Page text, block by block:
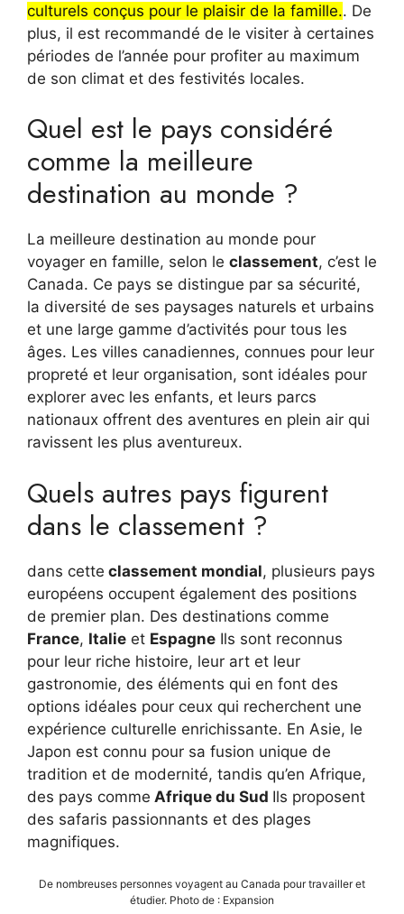
culturels conçus pour le plaisir de la famille.. De
plus, il est recommandé de le visiter à certaines
périodes de l’année pour profiter au maximum
de son climat et des festivités locales.
Quel est le pays considéré
comme la meilleure
destination au monde ?
La meilleure destination au monde pour
voyager en famille, selon le classement, c’est le
Canada. Ce pays se distingue par sa sécurité,
la diversité de ses paysages naturels et urbains
et une large gamme d’activités pour tous les
âges. Les villes canadiennes, connues pour leur
propreté et leur organisation, sont idéales pour
explorer avec les enfants, et leurs parcs
nationaux offrent des aventures en plein air qui
ravissent les plus aventureux.
Quels autres pays figurent
dans le classement ?
dans cette classement mondial, plusieurs pays
européens occupent également des positions
de premier plan. Des destinations comme
France, Italie et Espagne Ils sont reconnus
pour leur riche histoire, leur art et leur
gastronomie, des éléments qui en font des
options idéales pour ceux qui recherchent une
expérience culturelle enrichissante. En Asie, le
Japon est connu pour sa fusion unique de
tradition et de modernité, tandis qu’en Afrique,
des pays comme Afrique du Sud Ils proposent
des safaris passionnants et des plages
magnifiques.
De nombreuses personnes voyagent au Canada pour travailler et
étudier. Photo de : Expansion